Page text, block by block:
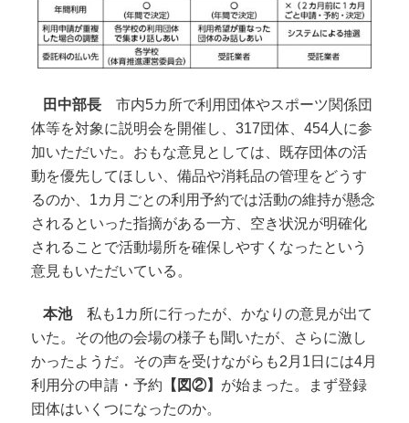
田中部長 市内5カ所で利用団体やスポーツ関係団
体等を対象に説明会を開催し、317団体、454人に参
加いただいた。おもな意見としては、既存団体の活
動を優先してほしい、備品や消耗品の管理をどうす
るのか、1カ月ごとの利用予約では活動の維持が懸念
されるといった指摘がある一方、空き状況が明確化
されることで活動場所を確保しやすくなったという
意見もいただいている。
本池私も1カ所に行ったが、かなりの意見が出て
いた。その他の会場の様子も聞いたが、さらに激し
かったようだ。その声を受けながらも2月1日には4月
利用分の申請・予約 【図②】 が始まった。まず登録
団体はいくつになったのか。